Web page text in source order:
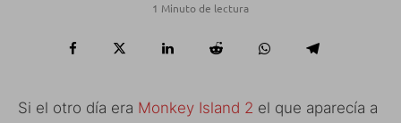
1 Minuto de lectura
Si el otro día era Monkey Island 2 el que aparecía a